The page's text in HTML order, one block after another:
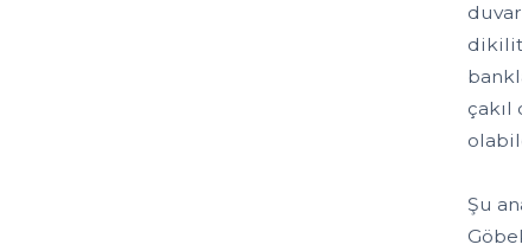
çakıl
Şu